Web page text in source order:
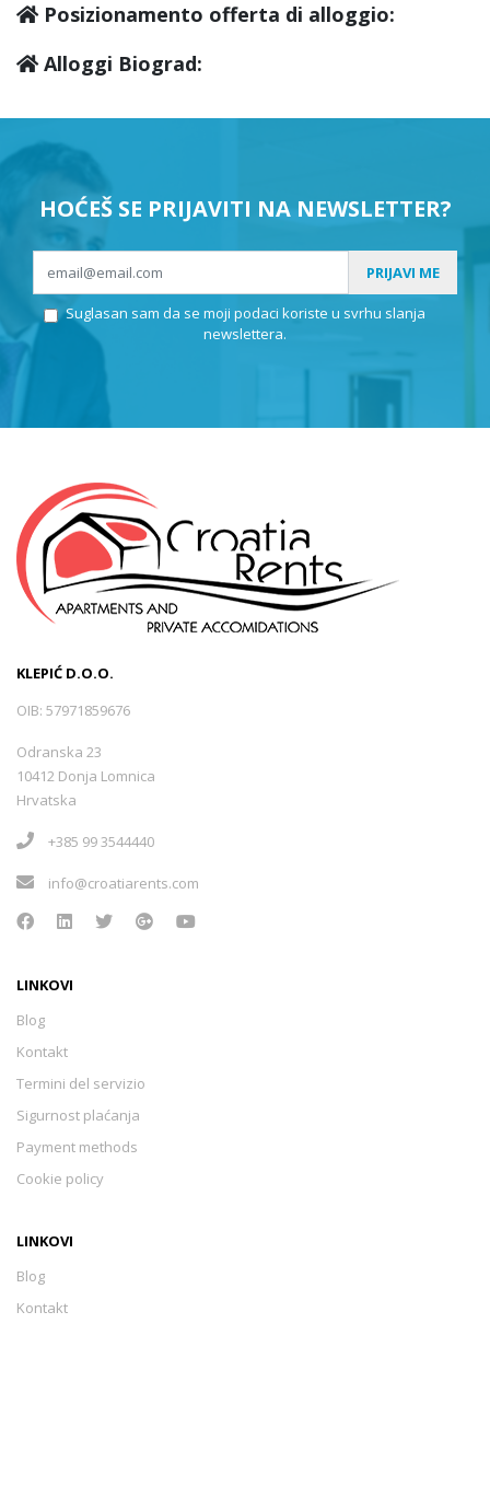
Posizionamento offerta di alloggio:
Alloggi Biograd:
HOĆEŠ SE PRIJAVITI NA NEWSLETTER?
PRIJAVI ME
Suglasan sam da se moji podaci koriste u svrhu slanja
newslettera.
KLEPIĆ D.O.O.
OIB: 57971859676
Odranska 23
10412 Donja Lomnica
Hrvatska
+385 99 3544440
info@croatiarents.com
LINKOVI
Blog
Kontakt
Termini del servizio
Sigurnost plaćanja
Payment methods
Cookie policy
LINKOVI
Blog
Kontakt